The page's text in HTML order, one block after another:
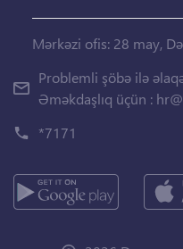
Mərkəzi ofis: 28 may,
Problemli şöbə ilə
Əməkdaşlıq üçün :
*7171